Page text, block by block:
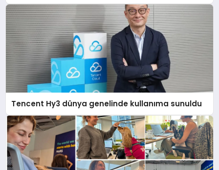
Tencent Hy3 dünya genelinde kullanıma sunuldu